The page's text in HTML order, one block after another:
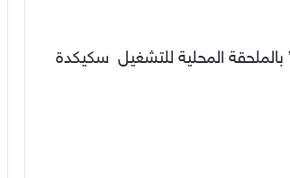
بالملحقة المحلية للتشغيل سكيكدة